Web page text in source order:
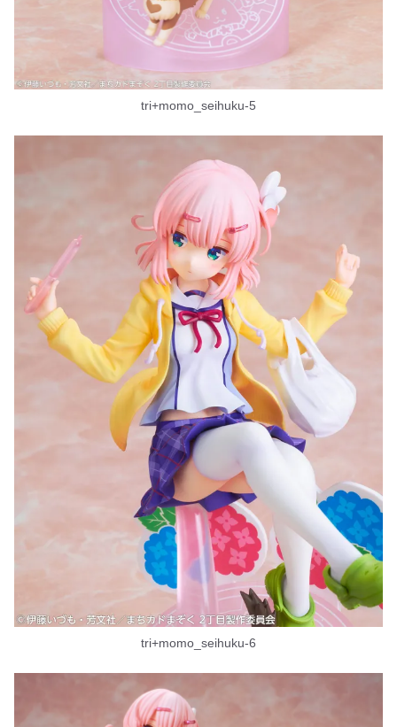
tri+momo_seihuku-5
tri+momo_seihuku-6